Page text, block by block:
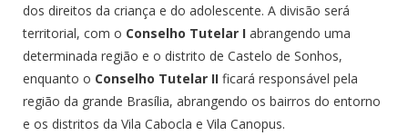
dos direitos da criança e do adolescente. A divisão será
territorial, com o Conselho Tutelar I abrangendo uma
determinada região e o distrito de Castelo de Sonhos,
enquanto o Conselho Tutelar II ficará responsável pela
região da grande Brasília, abrangendo os bairros do entorno
e os distritos da Vila Cabocla e Vila Canopus.